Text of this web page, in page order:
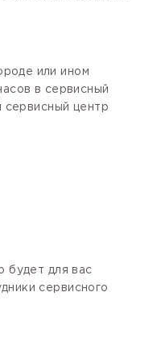
или ином
в сервисный
сервисный центр
будет для вас
сервисного